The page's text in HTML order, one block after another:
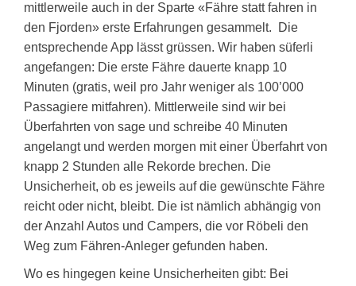
mittlerweile auch in der Sparte «Fähre statt fahren in
den Fjorden» erste Erfahrungen gesammelt. Die
entsprechende App lässt grüssen. Wir haben süferli
angefangen: Die erste Fähre dauerte knapp 10
Minuten (gratis, weil pro Jahr weniger als 100’000
Passagiere mitfahren). Mittlerweile sind wir bei
Überfahrten von sage und schreibe 40 Minuten
angelangt und werden morgen mit einer Überfahrt von
knapp 2 Stunden alle Rekorde brechen. Die
Unsicherheit, ob es jeweils auf die gewünschte Fähre
reicht oder nicht, bleibt. Die ist nämlich abhängig von
der Anzahl Autos und Campers, die vor Röbeli den
Weg zum Fähren-Anleger gefunden haben.
Wo es hingegen keine Unsicherheiten gibt: Bei